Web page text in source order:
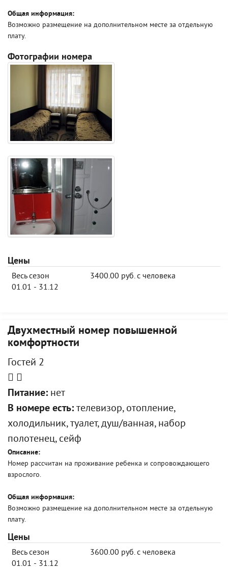
Общая информация:
Возможно размещение на дополнительном месте за отдельную
плату.
Фотографии номера
Цены
Весь сезон
01.01 - 31.12
3400.00 руб. с человека
Двухместный номер повышенной
комфортности
Гостей 2
Питание: нет
В номере есть: телевизор, отопление,
холодильник, туалет, душ/ванная, набор
полотенец, сейф
Описание:
Номер рассчитан на проживание ребенка и сопровождающего
взрослого.
Общая информация:
Возможно размещение на дополнительном месте за отдельную
плату.
Цены
Весь сезон
01.01 - 31.12
3600.00 руб. с человека